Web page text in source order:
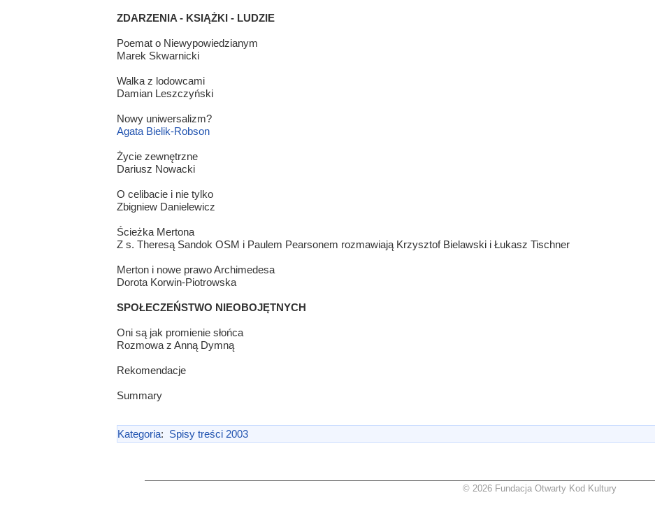
ZDARZENIA - KSIĄŻKI - LUDZIE
Poemat o Niewypowiedzianym
Marek Skwarnicki
Walka z lodowcami
Damian Leszczyński
Nowy uniwersalizm?
Agata Bielik-Robson
Życie zewnętrzne
Dariusz Nowacki
O celibacie i nie tylko
Zbigniew Danielewicz
Ścieżka Mertona
Z s. Theresą Sandok OSM i Paulem Pearsonem rozmawiają Krzysztof Bielawski i Łukasz Tischner
Merton i nowe prawo Archimedesa
Dorota Korwin-Piotrowska
SPOŁECZEŃSTWO NIEOBOJĘTNYCH
Oni są jak promienie słońca
Rozmowa z Anną Dymną
Rekomendacje
Summary
Kategoria: Spisy treści 2003
© 2026 Fundacja Otwarty Kod Kultury